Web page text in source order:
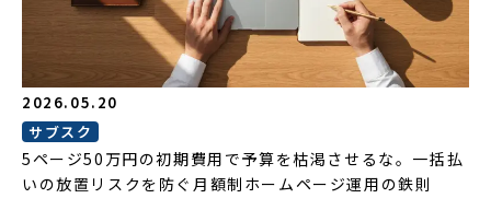
2026.05.20
サブスク
5ページ50万円の初期費用で予算を枯渇させるな。一括払
いの放置リスクを防ぐ月額制ホームページ運用の鉄則